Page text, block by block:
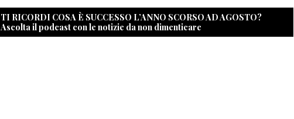
TI RICORDI COSA È SUCCESSO L’ANNO SCORSO AD AGOSTO?
Ascolta il podcast con le notizie da non dimenticare